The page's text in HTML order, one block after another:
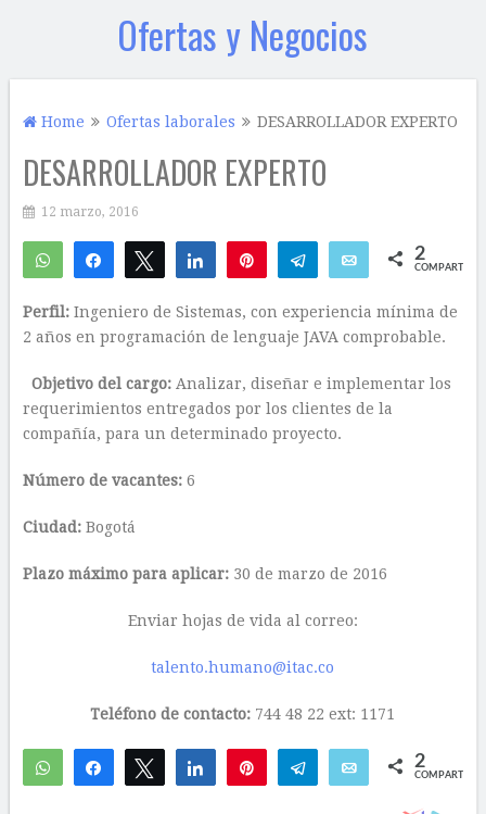
Ofertas y Negocios
Home Ofertas laborales DESARROLLADOR EXPERTO
DESARROLLADOR EXPERTO
12 marzo, 2016
WhatsAppCompartirTwittear Compartir Telegram Email 2
COMPARTIR
Perfil:Ingeniero de Sistemas, con experiencia mínima de
2 años en programación de lenguaje JAVA comprobable.
Objetivo del cargo:Analizar, diseñar e implementar los
requerimientos entregados por los clientes de la
compañía, para un determinado proyecto.
Número de vacantes:6
Ciudad:Bogotá
Plazo máximo para aplicar:30 de marzo de 2016
Enviar hojas de vida al correo:
talento.humano@itac.co
Teléfono de contacto: 744 48 22 ext: 1171
WhatsAppCompartirTwittear Compartir Telegram Email 2
COMPARTIR